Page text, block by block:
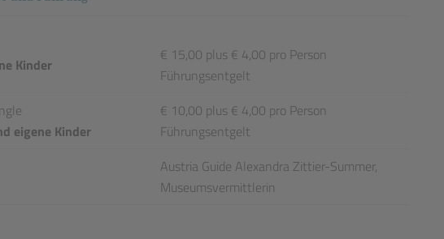
Kinder
€ 15,00 plus € 4,00 pro Person
Führungsentgelt
eigene Kinder
€ 10,00 plus € 4,00 pro Person
Führungsentgelt
Austria Guide Alexandra Zittier-Summer,
Museumsvermittlerin